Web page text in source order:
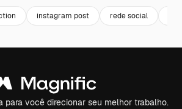
instagram post rede social
para você direcionar seu melhor trabalho.